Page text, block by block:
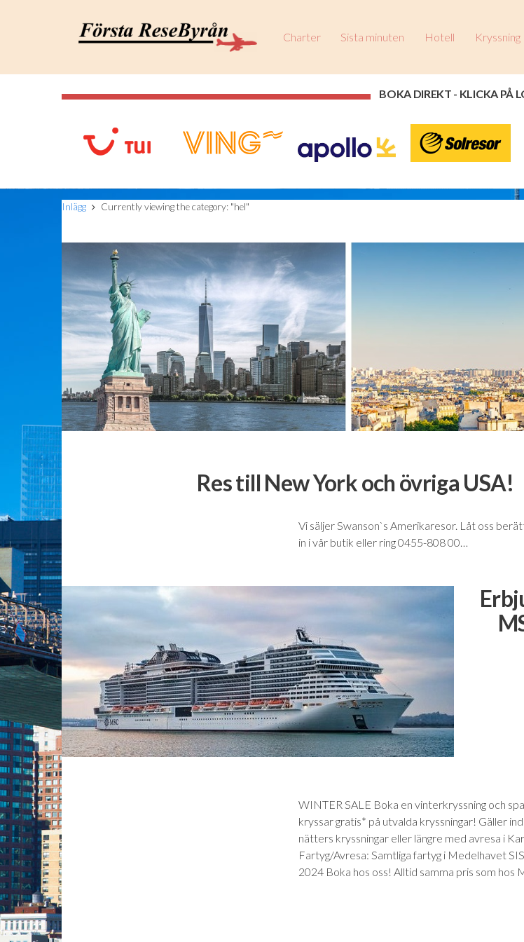
Charter Sista minuten Hotell Kryssning
BOKA DIREKT - KLICKA PÅ
Inlägg Currently viewing the category: "hel"
Res till New York och övriga USA!
Vi säljer Swanson`s Amerikaresor. Låt oss
in i vår butik eller ring 0455-808 00…
WINTER SALE Boka en vinterkryssning och
kryssar gratis* på utvalda kryssningar! Gäller
nätters kryssningar eller längre med avresa i
Fartyg/Avresa: Samtliga fartyg i Medelhavet
2024 Boka hos oss! Alltid samma pris som hos